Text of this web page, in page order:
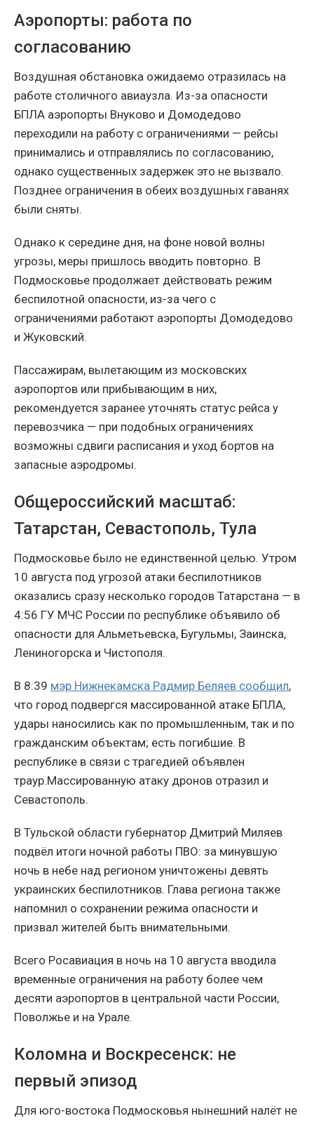
Аэропорты: работа по
согласованию
Воздушная обстановка ожидаемо отразилась на
работе столичного авиаузла. Из-за опасности
БПЛА аэропорты Внуково и Домодедово
переходили на работу с ограничениями — рейсы
принимались и отправлялись по согласованию,
однако существенных задержек это не вызвало.
Позднее ограничения в обеих воздушных гаванях
были сняты.
Однако к середине дня, на фоне новой волны
угрозы, меры пришлось вводить повторно. В
Подмосковье продолжает действовать режим
беспилотной опасности, из-за чего с
ограничениями работают аэропорты Домодедово
и Жуковский.
Пассажирам, вылетающим из московских
аэропортов или прибывающим в них,
рекомендуется заранее уточнять статус рейса у
перевозчика — при подобных ограничениях
возможны сдвиги расписания и уход бортов на
запасные аэродромы.
Общероссийский масштаб:
Татарстан, Севастополь, Тула
Подмосковье было не единственной целью. Утром
10 августа под угрозой атаки беспилотников
оказались сразу несколько городов Татарстана — в
4:56 ГУ МЧС России по республике объявило об
опасности для Альметьевска, Бугульмы, Заинска,
Лениногорска и Чистополя.
В 8:39 мэр Нижнекамска Радмир Беляев сообщил,
что город подвергся массированной атаке БПЛА,
удары наносились как по промышленным, так и по
гражданским объектам; есть погибшие. В
республике в связи с трагедией объявлен
траур.Массированную атаку дронов отразил и
Севастополь.
В Тульской области губернатор Дмитрий Миляев
подвёл итоги ночной работы ПВО: за минувшую
ночь в небе над регионом уничтожены девять
украинских беспилотников. Глава региона также
напомнил о сохранении режима опасности и
призвал жителей быть внимательными.
Всего Росавиация в ночь на 10 августа вводила
временные ограничения на работу более чем
десяти аэропортов в центральной части России,
Поволжье и на Урале.
Коломна и Воскресенск: не
первый эпизод
Для юго-востока Подмосковья нынешний налёт не